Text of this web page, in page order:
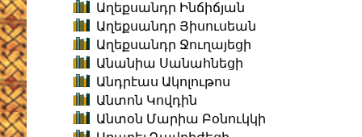
Աղեքսանդր Ինճիճյան
Աղեքսանդր Յիսուսեան
Աղեքսանդր Ջուղայեցի
Անանիա Սանահնեցի
Անդրէաս Ակոլութոս
Անտոն Կովդին
Անտօն Մարիա Բօնուկկի